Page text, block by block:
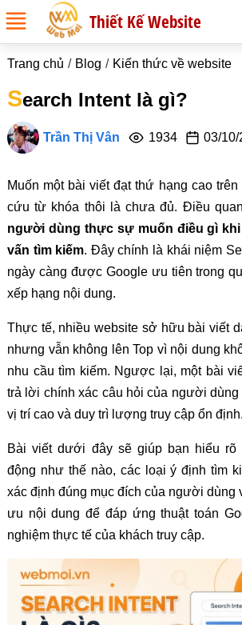
Thiết Kế Website
Trang chủ Blog Kiến thức về website
Search Intent là gì?
Trần Thị Vân 1934 03/10/
Muốn một bài viết đạt thứ hạng cao
cứu từ khóa thôi là chưa đủ. Điều
người dùng thực sự muốn điều gì
vấn tìm kiếm. Đây chính là khái niệm
ngày càng được Google ưu tiên trong
xếp hạng nội dung.
Thực tế, nhiều website sở hữu bài viết
nhưng vẫn không lên Top vì nội dung
nhu cầu tìm kiếm. Ngược lại, một bài
trả lời chính xác câu hỏi của người dùng
vị trí cao và duy trì lượng truy cập ổn định.
Bài viết dưới đây sẽ giúp bạn hiểu rõ
động như thế nào, các loại ý định tìm
xác định đúng mục đích của người dùng
ưu nội dung để đáp ứng thuật toán
nghiệm thực tế của khách truy cập.